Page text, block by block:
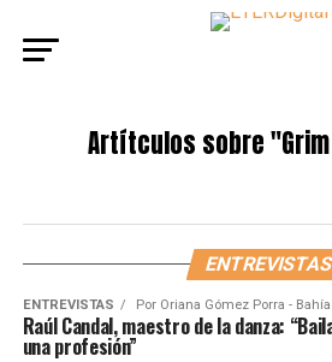
Artítculos sobre
ENTREVISTAS
ENTREVISTAS Por Oriana Gómez Porra -
Raúl Candal, maestro de la danza:
una profesión”